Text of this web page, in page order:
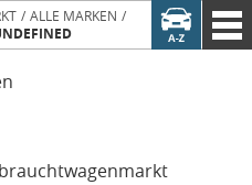
ALLE MARKEN